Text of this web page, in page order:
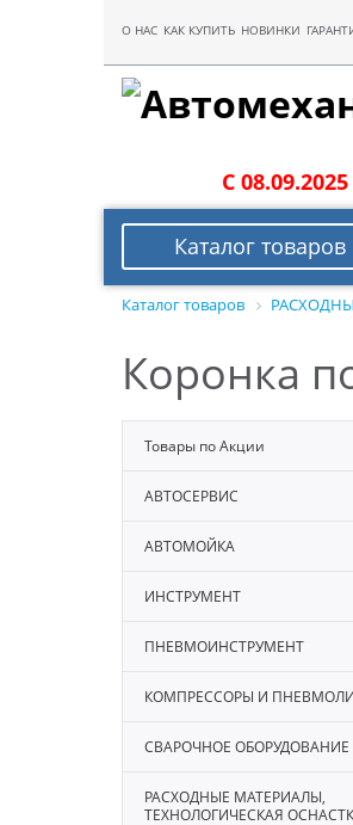
О НАС КАК КУПИТЬ НОВИНКИ
С
Каталог товаров
Каталог товаров
Коронка
Товары по Акции
АВТОСЕРВИС
АВТОМОЙКА
ИНСТРУМЕНТ
ПНЕВМОИНСТРУМЕНТ
КОМПРЕССОРЫ И
СВАРОЧНОЕ ОБОРУДОВАНИЕ
РАСХОДНЫЕ МАТЕРИАЛЫ,
ТЕХНОЛОГИЧЕСКАЯ